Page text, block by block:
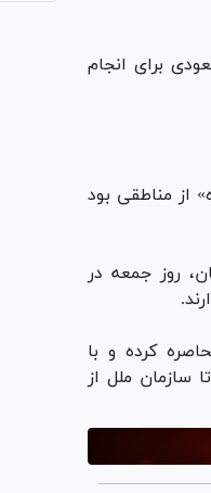
برای انجام
از مناطقی بود
روز جمعه در
۲۰۱۵ تاکنون، یمن را محاصره کرده و با
ملل از